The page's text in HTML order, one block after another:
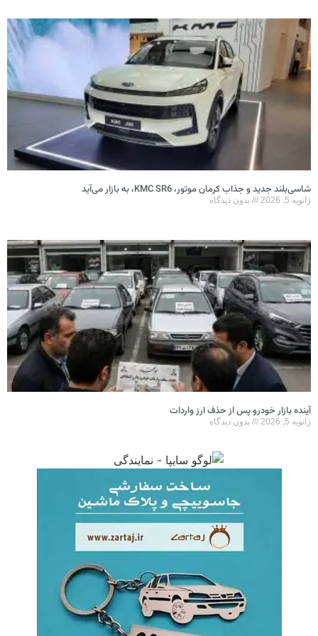
شاسی‌بلند جدید و جذاب کرمان موتور، KMC SR6، به بازار می‌آید
ژانویه 5, 2026 بدون دیدگاه
آینده بازار خودرو پس از حذف ارز واردات
ژانویه 5, 2026 بدون دیدگاه